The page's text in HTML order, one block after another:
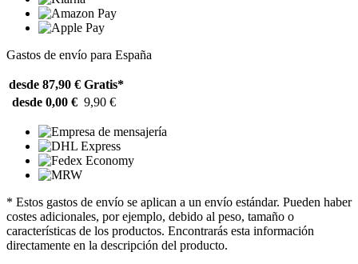
Gastos de envío para España
desde 87,90 € Gratis*
desde 0,00 € 9,90 €
* Estos gastos de envío se aplican a un envío estándar. Pueden haber
costes adicionales, por ejemplo, debido al peso, tamaño o
características de los productos. Encontrarás esta información
directamente en la descripción del producto.